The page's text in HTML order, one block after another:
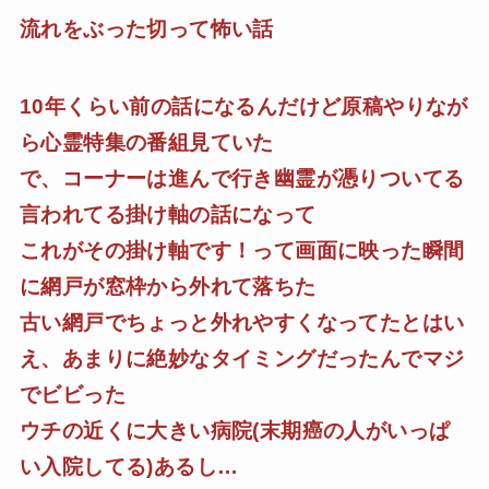
流れをぶった切って怖い話
10年くらい前の話になるんだけど原稿やりなが
ら心霊特集の番組見ていた
で、コーナーは進んで行き幽霊が憑りついてる
言われてる掛け軸の話になって
これがその掛け軸です！って画面に映った瞬間
に網戸が窓枠から外れて落ちた
古い網戸でちょっと外れやすくなってたとはい
え、あまりに絶妙なタイミングだったんでマジ
でビビった
ウチの近くに大きい病院(末期癌の人がいっぱ
い入院してる)あるし…